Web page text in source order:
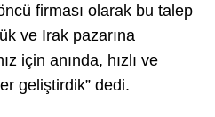
firması olarak bu talep
ve Irak pazarına
için anında, hızlı ve
geliştirdik” dedi.